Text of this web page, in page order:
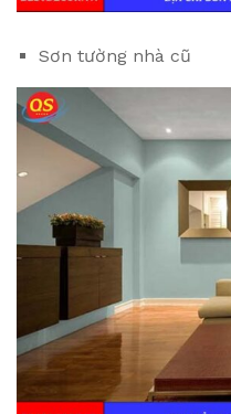
Sơn tường nhà cũ